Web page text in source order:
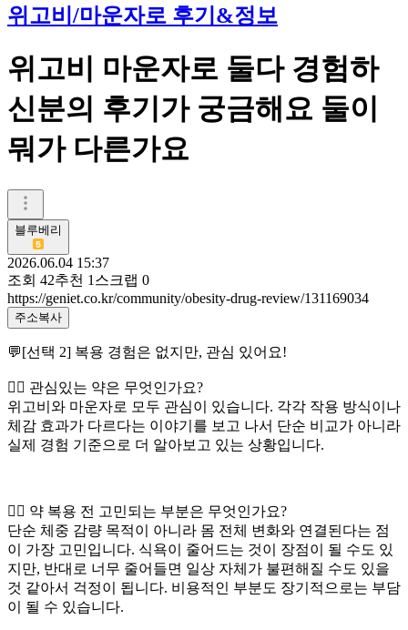
위고비/마운자로 후기&정보
위고비 마운자로 둘다 경험하
신분의 후기가 궁금해요 둘이
뭐가 다른가요
블루베리
2026.06.04 15:37
조회 42추천 1 스크랩 0
https://geniet.co.kr/community/obesity-drug-review/131169034
주소복사
💬[선택 2] 복용 경험은 없지만, 관심 있어요!
👉🏻 관심있는 약은 무엇인가요?
위고비와 마운자로 모두 관심이 있습니다. 각각 작용 방식이나
체감 효과가 다르다는 이야기를 보고 나서 단순 비교가 아니라
실제 경험 기준으로 더 알아보고 있는 상황입니다.
👉🏻 약 복용 전 고민되는 부분은 무엇인가요?
단순 체중 감량 목적이 아니라 몸 전체 변화와 연결된다는 점
이 가장 고민입니다. 식욕이 줄어드는 것이 장점이 될 수도 있
지만, 반대로 너무 줄어들면 일상 자체가 불편해질 수도 있을
것 같아서 걱정이 됩니다. 비용적인 부분도 장기적으로는 부담
이 될 수 있습니다.